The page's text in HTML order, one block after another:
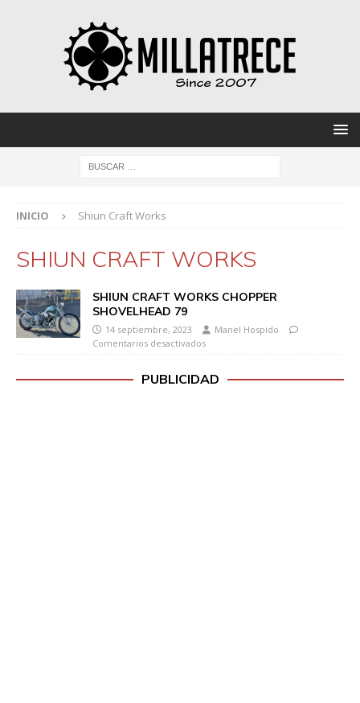
INICIO Shiun Craft Works
SHIUN CRAFT WORKS
SHIUN CRAFT WORKS CHOPPER
SHOVELHEAD 79
14 septiembre, 2023
Manel Hospido
Comentarios desactivados
PUBLICIDAD